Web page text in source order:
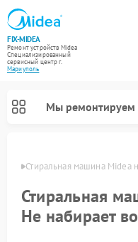
FIX-MIDEA
Ремонт устройств Midea
Специализированный
cервисный центр г.
Мариуполь
Мы ремонтируем
Стиральная машина Midea
Стиральная
Не набирает